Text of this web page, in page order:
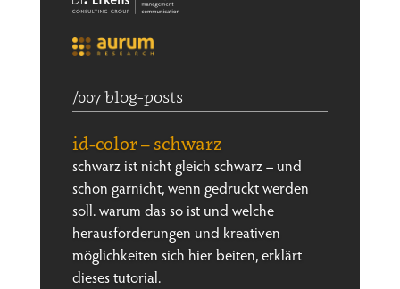
/007 blog-posts
id-color – schwarz
schwarz ist nicht gleich schwarz – und
schon garnicht, wenn gedruckt werden
soll. warum das so ist und welche
herausforderungen und kreativen
möglichkeiten sich hier beiten, erklärt
dieses tutorial.